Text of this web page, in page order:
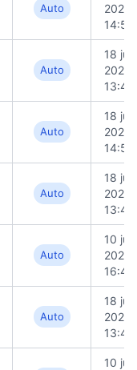
Auto
2026
14:59
Auto
18 juni
2026
13:48
Auto
18 juni
2026
14:59
Auto
18 juni
2026
13:48
Auto
10 juni
2026
16:40
Auto
18 juni
2026
13:48
10 juni